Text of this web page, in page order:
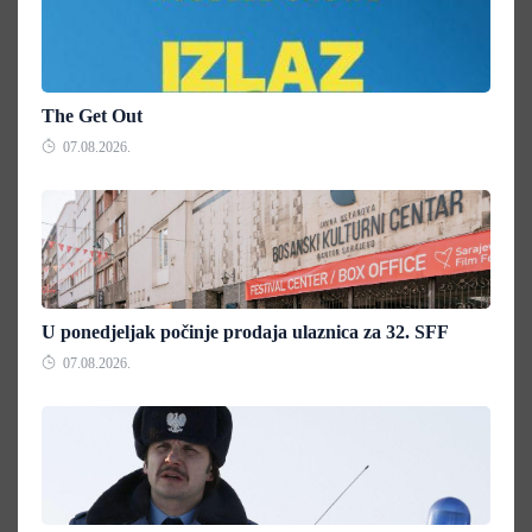
The Get Out
07.08.2026.
U ponedjeljak počinje prodaja ulaznica za 32. SFF
07.08.2026.